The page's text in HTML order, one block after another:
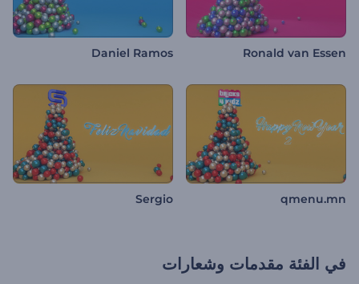
Ronald van Essen
Daniel Ramos
qmenu.mn
Sergio
في الفئة مقدمات وشعارات